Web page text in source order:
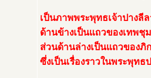
เป็นภาพพระพุทธเจ้าปางลี
ด้านข้างเป็นแถวของเทพชุ
ส่วนด้านล่างเป็นแถวของภิ
ซึ่งเป็นเรื่องราวในพระพุท